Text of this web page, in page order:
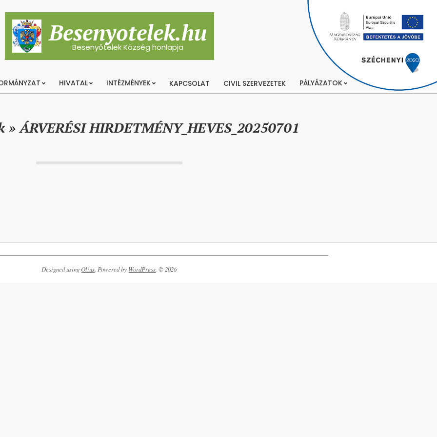
Besenyotelek.hu
Besenyőtelek Község honlapja
Primary
HIVATAL INTÉZMÉNYEK KAPCSOLAT CIVIL SZERVEZETEK PÁLYÁZATOK
»ÁRVERÉSI HIRDETMÉNY_HEVES_20250701
Designed usingOlius. Powered by WordPress. © 2026